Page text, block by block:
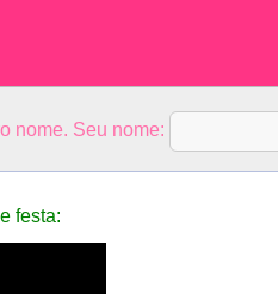
nome. Seu nome:
festa: